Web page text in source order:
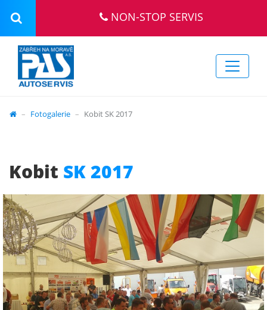
NON-STOP SERVIS
Fotogalerie Kobit SK 2017
Kobit SK 2017